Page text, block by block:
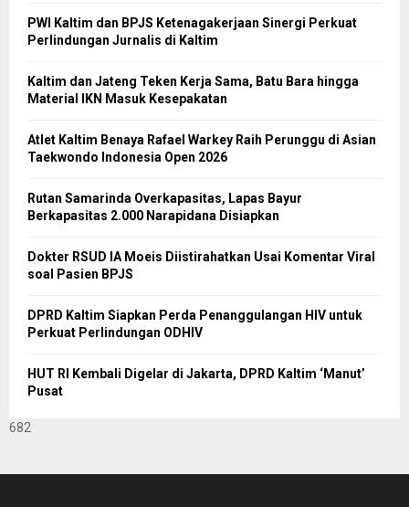
PWI Kaltim dan BPJS Ketenagakerjaan Sinergi Perkuat
Perlindungan Jurnalis di Kaltim
Kaltim dan Jateng Teken Kerja Sama, Batu Bara hingga
Material IKN Masuk Kesepakatan
Atlet Kaltim Benaya Rafael Warkey Raih Perunggu di Asian
Taekwondo Indonesia Open 2026
Rutan Samarinda Overkapasitas, Lapas Bayur
Berkapasitas 2.000 Narapidana Disiapkan
Dokter RSUD IA Moeis Diistirahatkan Usai Komentar Viral
soal Pasien BPJS
DPRD Kaltim Siapkan Perda Penanggulangan HIV untuk
Perkuat Perlindungan ODHIV
HUT RI Kembali Digelar di Jakarta, DPRD Kaltim ‘Manut’
Pusat
682